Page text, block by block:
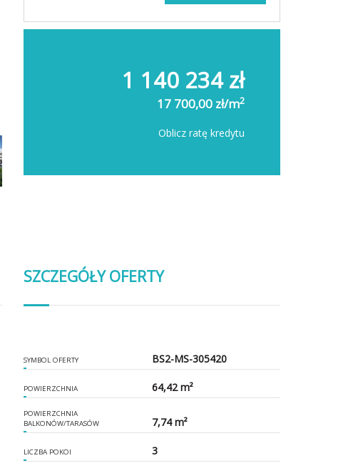
1 140 234 zł
17 700,00 zł/m2
Oblicz ratę kredytu
SZCZEGÓŁY OFERTY
SYMBOL OFERTY BS2-MS-305420
POWIERZCHNIA 64,42 m²
POWIERZCHNIA
BALKONÓW/TARASÓW
7,74 m²
LICZBA POKOI 3